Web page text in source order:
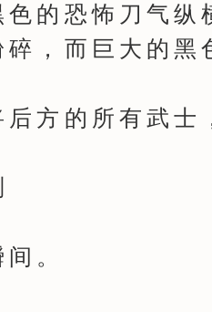
恐怖刀气纵横
碎，而巨大的黑
的所有武士，
。